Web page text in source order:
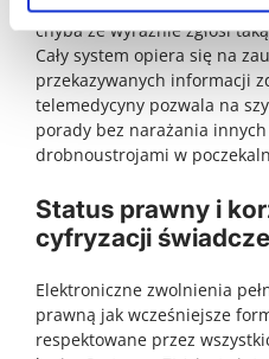
przez lekarza. Pacjent nie
chyba że wyraźnie zgłosi
Cały system opiera się na
przekazywanych informacji
telemedycyny pozwala na
porady bez narażania
drobnoustrojami w
Status prawny i
cyfryzacji
Elektroniczne zwolnienia
prawną jak wcześniejsze
respektowane przez